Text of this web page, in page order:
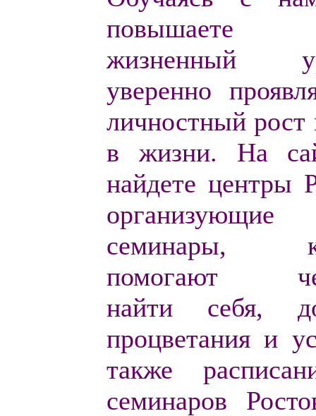
повышаете
жизненный
уверенно
личностный рост
в жизни. На
найдете центры
организующие
семинары,
помогают
найти себя,
процветания и
также
семинаров